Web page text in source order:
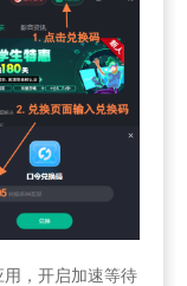
，开启加速等待